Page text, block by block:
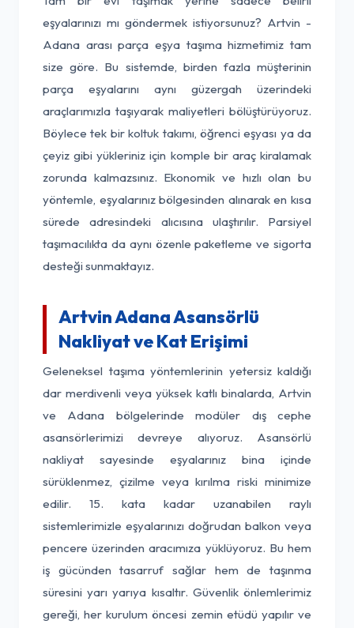
eşyalarınızı mı göndermek istiyorsunuz? Artvin -
Adana arası parça eşya taşıma hizmetimiz tam
size göre. Bu sistemde, birden fazla müşterinin
parça eşyalarını aynı güzergah üzerindeki
araçlarımızla taşıyarak maliyetleri bölüştürüyoruz.
Böylece tek bir koltuk takımı, öğrenci eşyası ya da
çeyiz gibi yükleriniz için komple bir araç kiralamak
zorunda kalmazsınız. Ekonomik ve hızlı olan bu
yöntemle, eşyalarınız bölgesinden alınarak en kısa
sürede adresindeki alıcısına ulaştırılır. Parsiyel
taşımacılıkta da aynı özenle paketleme ve sigorta
desteği sunmaktayız.
Artvin Adana Asansörlü
Nakliyat ve Kat Erişimi
Geleneksel taşıma yöntemlerinin yetersiz kaldığı
dar merdivenli veya yüksek katlı binalarda, Artvin
ve Adana bölgelerinde modüler dış cephe
asansörlerimizi devreye alıyoruz. Asansörlü
nakliyat sayesinde eşyalarınız bina içinde
sürüklenmez, çizilme veya kırılma riski minimize
edilir. 15. kata kadar uzanabilen raylı
sistemlerimizle eşyalarınızı doğrudan balkon veya
pencere üzerinden aracımıza yüklüyoruz. Bu hem
iş gücünden tasarruf sağlar hem de taşınma
süresini yarı yarıya kısaltır. Güvenlik önlemlerimiz
gereği, her kurulum öncesi zemin etüdü yapılır ve